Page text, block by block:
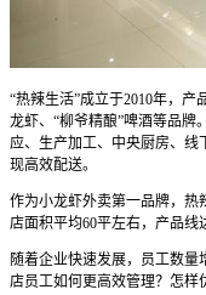
“热辣生活”成立于2010年，
龙虾、“柳爷精酿”啤酒等品牌
应、生产加工、中央厨房、线
现高效配送。
作为小龙虾外卖第一品牌，热
店面积平均60平左右，产品线
随着企业快速发展，员工数量
店员工如何更高效管理？怎样